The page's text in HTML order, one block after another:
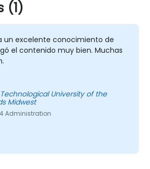
(1)
un excelente conocimiento de
el contenido muy bien. Muchas
Midwest
Administration